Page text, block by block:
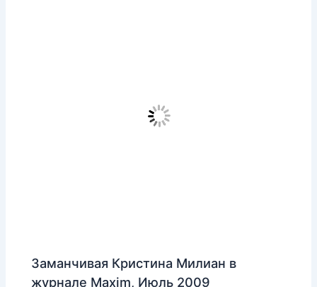
Заманчивая Кристина Милиан в
журнале Maxim, Июль 2009